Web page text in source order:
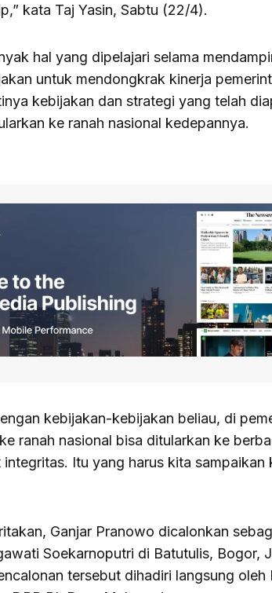
kata Taj Yasin, Sabtu (22/4).
hal yang dipelajari selama
untuk mendongkrak kinerja
kebijakan dan strategi yang telah
ke ranah nasional kedepannya.
kebijakan-kebijakan beliau, di
ranah nasional bisa ditularkan ke
Itu yang harus kita sampaikan
Ganjar Pranowo dicalonkan
Soekarnoputri di Batutulis, Bogor,
tersebut dihadiri langsung oleh